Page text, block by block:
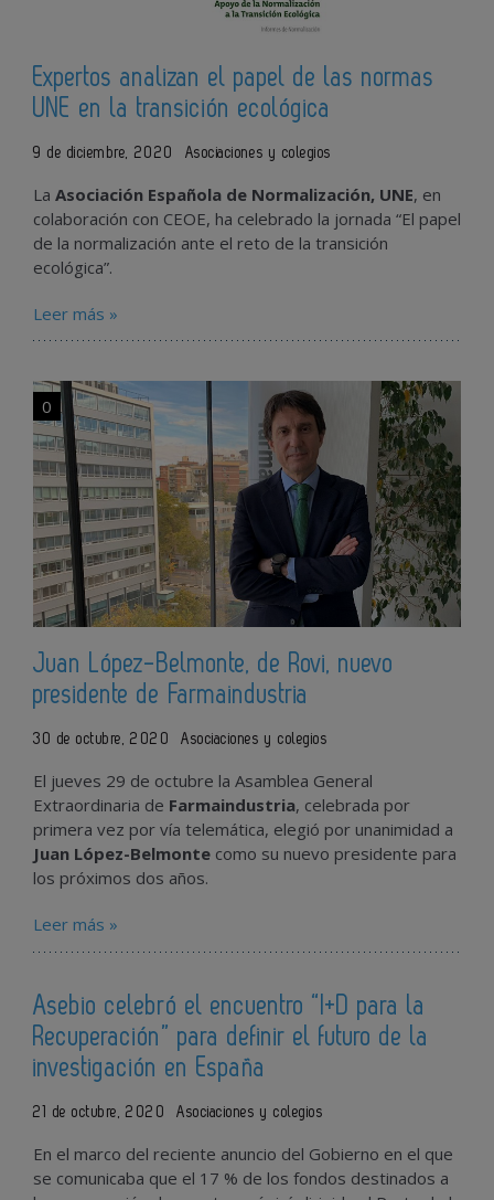
Expertos analizan el papel de las normas
UNE en la transición ecológica
9 de diciembre, 2020 Asociaciones y colegios
La Asociación Española de Normalización, UNE, en
colaboración con CEOE, ha celebrado la jornada “El papel
de la normalización ante el reto de la transición
ecológica”.
Leer más »
0
Juan López-Belmonte, de Rovi, nuevo
presidente de Farmaindustria
30 de octubre, 2020 Asociaciones y colegios
El jueves 29 de octubre la Asamblea General
Extraordinaria de Farmaindustria, celebrada por
primera vez por vía telemática, elegió por unanimidad a
Juan López-Belmonte como su nuevo presidente para
los próximos dos años.
Leer más »
Asebio celebró el encuentro “I+D para la
Recuperación” para definir el futuro de la
investigación en España
21 de octubre, 2020 Asociaciones y colegios
En el marco del reciente anuncio del Gobierno en el que
se comunicaba que el 17 % de los fondos destinados a